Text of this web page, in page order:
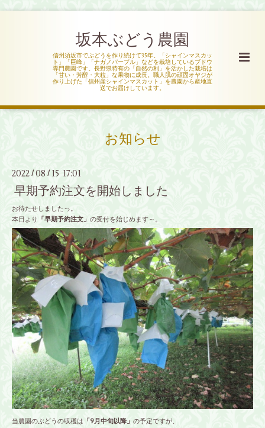
坂本ぶどう農園
信州須坂市でぶどうを作り続けて35年。「シャインマスカッ
ト」「巨峰」「ナガノパープル」などを栽培しているブドウ
専門農園です。長野県特有の「自然の利」を活かした栽培は
「甘い・芳醇・大粒」な果物に成長。職人肌の頑固オヤジが
作り上げた「信州産シャインマスカット」を農園から産地直
送でお届けしています。
お知らせ
2022 /08 / 15 17:01
早期予約注文を開始しました
お待たせしましたっ。
本日より 「早期予約注文」 の受付を始じめます～。
当農園のぶどうの収穫は 「9月中旬以降」 の予定ですが、